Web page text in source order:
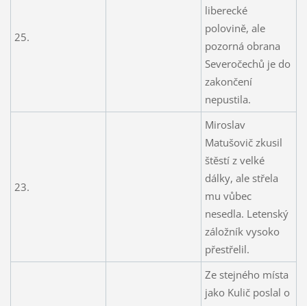
25.
liberecké
polovině, ale
pozorná obrana
Severočechů je do
zakončení
nepustila.
23.
Miroslav
Matušovič zkusil
štěstí z velké
dálky, ale střela
mu vůbec
nesedla. Letenský
záložník vysoko
přestřelil.
Ze stejného místa
jako Kulič poslal o